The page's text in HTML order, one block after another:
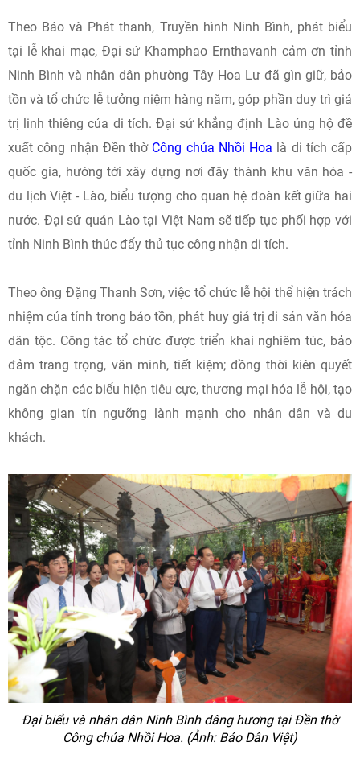
Theo Báo và Phát thanh, Truyền hình Ninh Bình, phát biểu
tại lễ khai mạc, Đại sứ Khamphao Ernthavanh cảm ơn tỉnh
Ninh Bình và nhân dân phường Tây Hoa Lư đã gìn giữ, bảo
tồn và tổ chức lễ tưởng niệm hàng năm, góp phần duy trì giá
trị linh thiêng của di tích. Đại sứ khẳng định Lào ủng hộ đề
xuất công nhận Đền thờ Công chúa Nhồi Hoa là di tích cấp
quốc gia, hướng tới xây dựng nơi đây thành khu văn hóa -
du lịch Việt - Lào, biểu tượng cho quan hệ đoàn kết giữa hai
nước. Đại sứ quán Lào tại Việt Nam sẽ tiếp tục phối hợp với
tỉnh Ninh Bình thúc đẩy thủ tục công nhận di tích.
Theo ông Đặng Thanh Sơn, việc tổ chức lễ hội thể hiện trách
nhiệm của tỉnh trong bảo tồn, phát huy giá trị di sản văn hóa
dân tộc. Công tác tổ chức được triển khai nghiêm túc, bảo
đảm trang trọng, văn minh, tiết kiệm; đồng thời kiên quyết
ngăn chặn các biểu hiện tiêu cực, thương mại hóa lễ hội, tạo
không gian tín ngưỡng lành mạnh cho nhân dân và du
khách.
Đại biểu và nhân dân Ninh Bình dâng hương tại Đền thờ
Công chúa Nhồi Hoa. (Ảnh: Báo Dân Việt)